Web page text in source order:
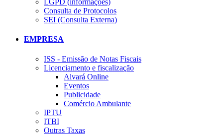
LGPD (informações)
Consulta de Protocolos
SEI (Consulta Externa)
EMPRESA
ISS - Emissão de Notas Fiscais
Licenciamento e fiscalização
Alvará Online
Eventos
Publicidade
Comércio Ambulante
IPTU
ITBI
Outras Taxas